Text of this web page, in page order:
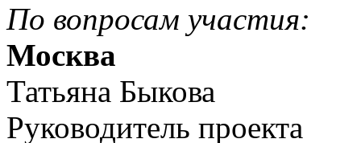
По вопросам участия:
Москва
Татьяна Быкова
Руководитель проекта